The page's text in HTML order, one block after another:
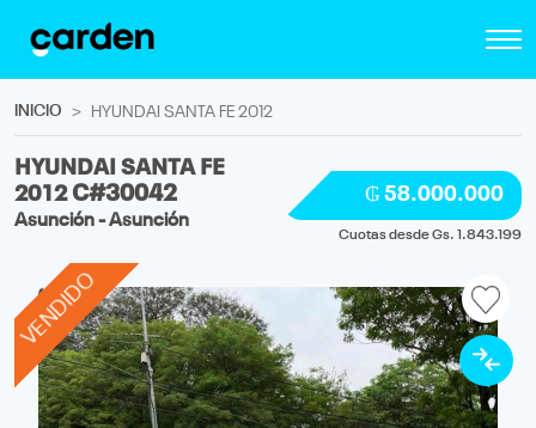
INICIO HYUNDAI SANTA FE 2012
HYUNDAI SANTA FE
2012 C#30042
Asunción - Asunción
₲ 58.000.000
Cuotas desde Gs. 1.843.199
VENDIDO